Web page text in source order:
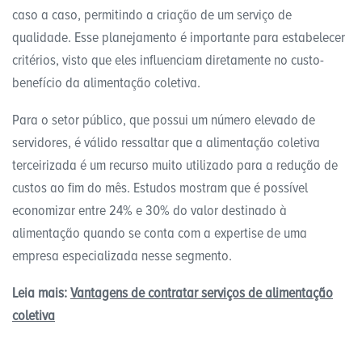
caso a caso, permitindo a criação de um serviço de
qualidade. Esse planejamento é importante para estabelecer
critérios, visto que eles influenciam diretamente no custo-
benefício da alimentação coletiva.
Para o setor público, que possui um número elevado de
servidores, é válido ressaltar que a alimentação coletiva
terceirizada é um recurso muito utilizado para a redução de
custos ao fim do mês. Estudos mostram que é possível
economizar entre 24% e 30% do valor destinado à
alimentação quando se conta com a expertise de uma
empresa especializada nesse segmento.
Leia mais:Vantagens de contratar serviços de alimentação
coletiva